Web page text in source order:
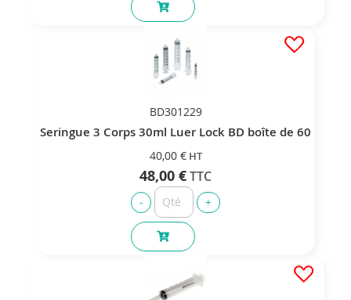
BD301229
Seringue 3 Corps 30ml Luer Lock BD boîte de 60
40,00 €
48,00 €